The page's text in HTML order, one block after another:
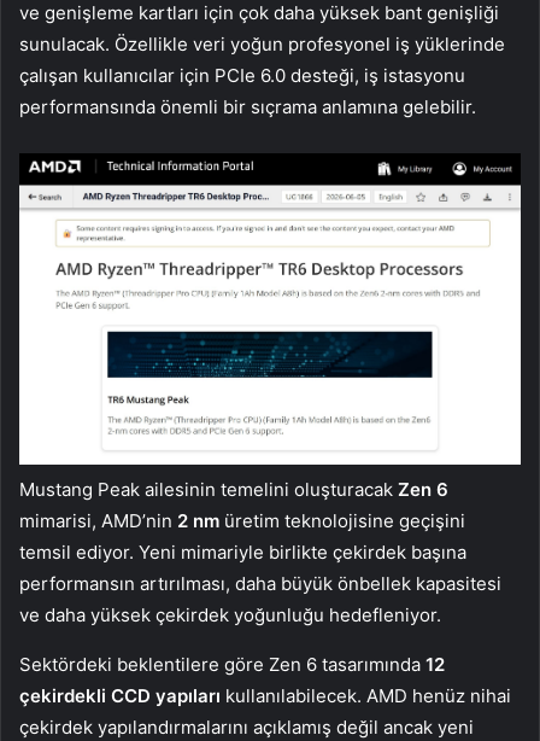
ve genişleme kartları için çok daha yüksek bant genişliği
sunulacak. Özellikle veri yoğun profesyonel iş yüklerinde
çalışan kullanıcılar için PCIe 6.0 desteği, iş istasyonu
performansında önemli bir sıçrama anlamına gelebilir.
Mustang Peak ailesinin temelini oluşturacak Zen 6
mimarisi, AMD’nin 2 nm üretim teknolojisine geçişini
temsil ediyor. Yeni mimariyle birlikte çekirdek başına
performansın artırılması, daha büyük önbellek kapasitesi
ve daha yüksek çekirdek yoğunluğu hedefleniyor.
Sektördeki beklentilere göre Zen 6 tasarımında 12
çekirdekli CCD yapıları kullanılabilecek. AMD henüz nihai
çekirdek yapılandırmalarını açıklamış değil ancak yeni